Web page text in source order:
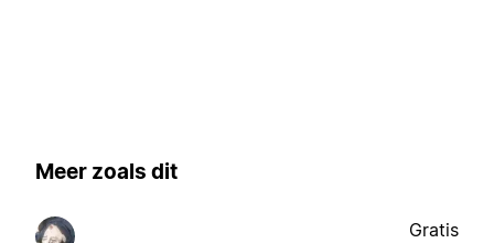
Meer zoals dit
Gratis